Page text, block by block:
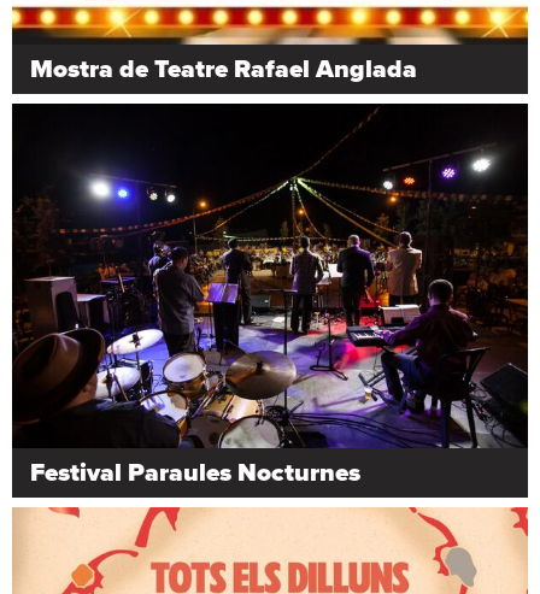
Mostra de Teatre Rafael Anglada
Festival Paraules Nocturnes